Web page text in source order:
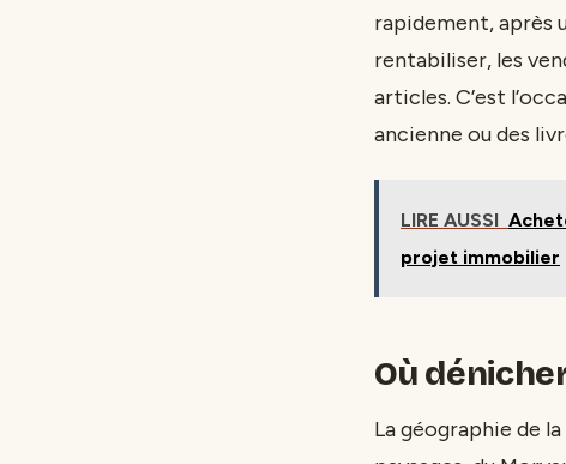
rapidement, après
rentabiliser, les
articles. C’est
ancienne ou des
LIRE AUSSI
projet immobilier
Où
La géographie de